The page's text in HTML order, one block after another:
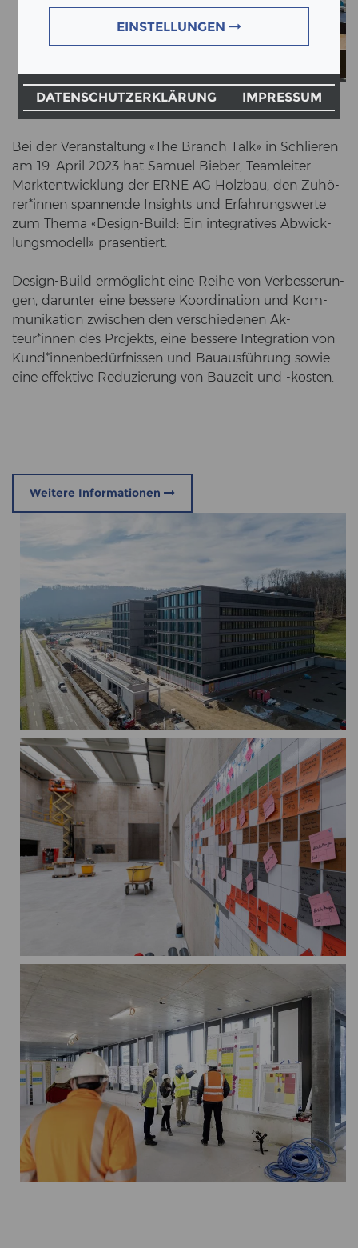
EINSTELLUNGEN
DATENSCHUTZERKLÄRUNG IMPRESSUM
Bei der Ver­an­stal­tung «The Branch Talk» in Schlie­ren
am 19. April 2023 hat Sa­mu­el Bie­ber, Team­lei­ter
Markt­ent­wick­lung der ERNE AG Holz­bau, den Zu­hö­
rer*innen span­nen­de In­sights und Er­fah­rungs­wer­te
zum Thema «Design-​Build: Ein in­te­gra­ti­ves Ab­wick­
lungs­mo­dell» prä­sen­tiert.
Design-​Build er­mög­licht eine Reihe von Ver­bes­se­run­
gen, dar­un­ter eine bes­se­re Ko­or­di­na­ti­on und Kom­
mu­ni­ka­ti­on zwi­schen den ver­schie­de­nen Ak­
teur*innen des Pro­jekts, eine bes­se­re In­te­gra­ti­on von
Kund*in­nen­be­dürf­nis­sen und Bau­aus­füh­rung sowie
eine ef­fek­ti­ve Re­du­zie­rung von Bau­zeit und -​kosten.
Weitere Informationen